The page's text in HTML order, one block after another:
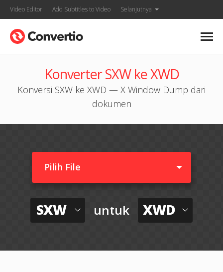
Video Editor Add Subtitles to Video Selanjutnya
Konverter SXW ke XWD
Konversi SXW ke XWD — X Window Dump dari
dokumen
Pilih File
SXW untuk XWD